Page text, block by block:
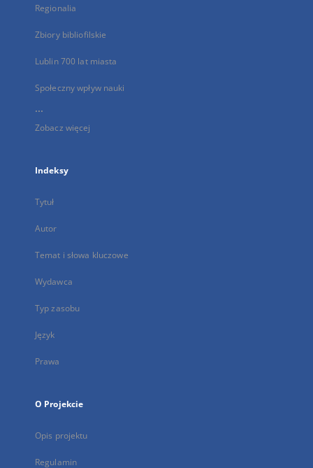
Regionalia
Zbiory bibliofilskie
Lublin 700 lat miasta
Społeczny wpływ nauki
...
Zobacz więcej
Indeksy
Tytuł
Autor
Temat i słowa kluczowe
Wydawca
Typ zasobu
Język
Prawa
O Projekcie
Opis projektu
Regulamin